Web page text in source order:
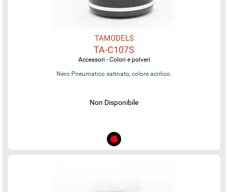
TAMODELS
TA-C107S
Accessori - Colori e polveri
Nero Pneumatico satinato, colore acrilico.
Non Disponibile